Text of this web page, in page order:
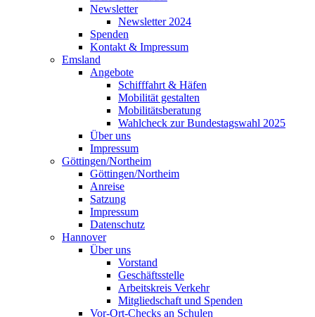
Newsletter
Newsletter 2024
Spenden
Kontakt & Impressum
Emsland
Angebote
Schifffahrt & Häfen
Mobilität gestalten
Mobilitätsberatung
Wahlcheck zur Bundestagswahl 2025
Über uns
Impressum
Göttingen/Northeim
Göttingen/Northeim
Anreise
Satzung
Impressum
Datenschutz
Hannover
Über uns
Vorstand
Geschäftsstelle
Arbeitskreis Verkehr
Mitgliedschaft und Spenden
Vor-Ort-Checks an Schulen